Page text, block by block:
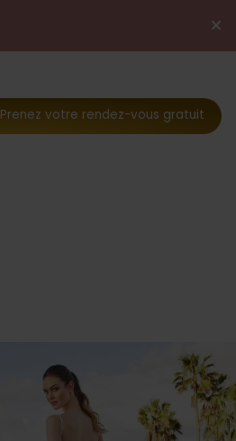
Prenez votre rendez-vous gratuit